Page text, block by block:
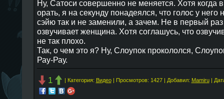
Ну, Сатоси совершенно не меняется. Хотя когда
орать, я на секунду понадеялся, что голос у
сэйю так и не заменили, а зачем. Не в первый раз
озвучивает женщина. Хотя соглашусь, что
не так плохо.
Так, о чем это я? Ну, Слоупок прокололся,
Рау-Рау.
1 | Категория: Видео| Просмотров: 1427 | Добавил: Mamiru|